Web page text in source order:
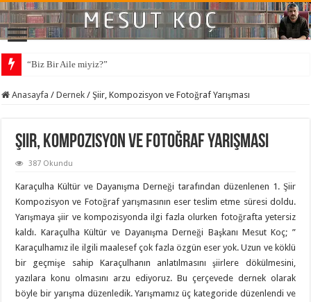
“Biz Bir Aile miyiz?”
Anasayfa / Dernek / Şiir, Kompozisyon ve Fotoğraf Yarışması
Şiir, Kompozisyon ve Fotoğraf Yarışması
387 Okundu
Karaçulha Kültür ve Dayanışma Derneği tarafından düzenlenen 1. Şiir
Kompozisyon ve Fotoğraf yarışmasının eser teslim etme süresi doldu.
Yarışmaya şiir ve kompozisyonda ilgi fazla olurken fotoğrafta yetersiz
kaldı. Karaçulha Kültür ve Dayanışma Derneği Başkanı Mesut Koç; ”
Karaçulhamız ile ilgili maalesef çok fazla özgün eser yok. Uzun ve köklü
bir geçmişe sahip Karaçulhanın anlatılmasını şiirlere dökülmesini,
yazılara konu olmasını arzu ediyoruz. Bu çerçevede dernek olarak
böyle bir yarışma düzenledik. Yarışmamız üç kategoride düzenlendi ve